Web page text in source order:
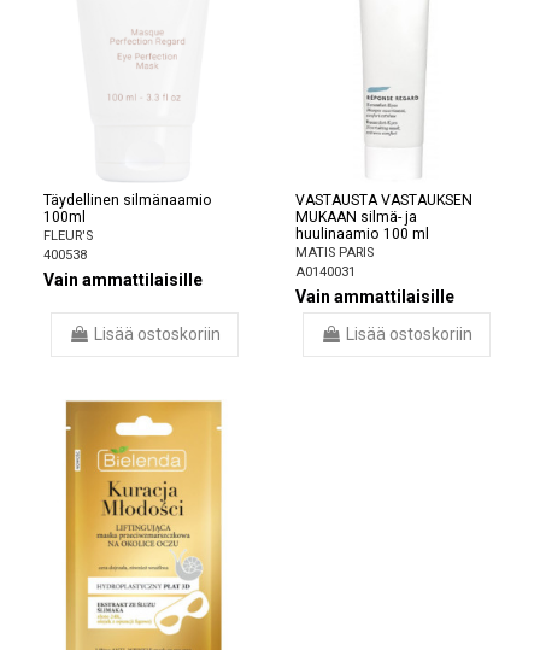
Täydellinen silmänaamio
100ml
FLEUR'S
400538
Vain ammattilaisille
Lisää ostoskoriin
VASTAUSTA VASTAUKSEN
MUKAAN silmä- ja
huulinaamio 100 ml
MATIS PARIS
A0140031
Vain ammattilaisille
Lisää ostoskoriin